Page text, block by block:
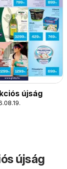
újság
újság